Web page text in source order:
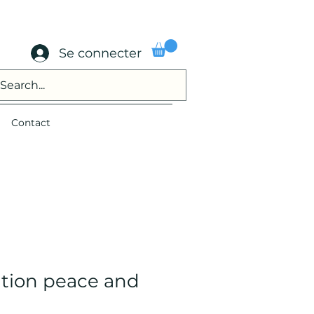
Se connecter
Contact
peace and